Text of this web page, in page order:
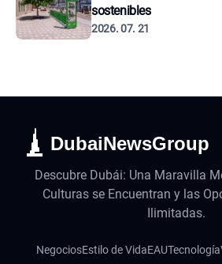
sostenibles
2026. 07. 21
DubaiNewsGroup
Descubre Dubái: Una Maravilla
Culturas se Encuentran y las
Ilimitadas.
NegociosEstilo de VidaEAUTecnología